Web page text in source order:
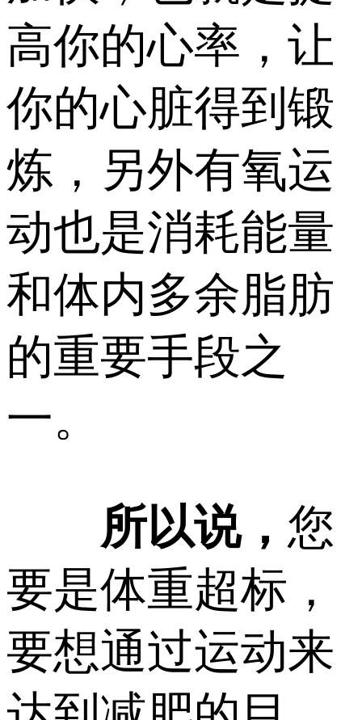
高你的心率，让
你的心脏得到锻
炼，另外有氧运
动也是消耗能量
和体内多余脂肪
的重要手段之
一。
所以说， 您
要是体重超标，
要想通过运动来